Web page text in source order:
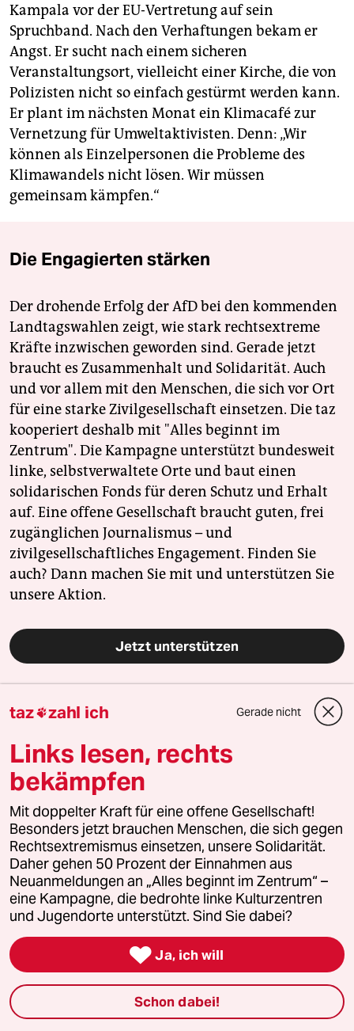
Kampala vor der EU-Vertretung auf sein
Spruchband. Nach den Verhaftungen bekam er
Angst. Er sucht nach einem sicheren
Veranstaltungsort, vielleicht einer Kirche, die von
Polizisten nicht so einfach gestürmt werden kann.
Er plant im nächsten Monat ein Klimacafé zur
Vernetzung für Umweltaktivisten. Denn: „Wir
können als Einzelpersonen die Probleme des
Klimawandels nicht lösen. Wir müssen
gemeinsam kämpfen.“
Die Engagierten stärken
Der drohende Erfolg der AfD bei den kommenden
Landtagswahlen zeigt, wie stark rechtsextreme
Kräfte inzwischen geworden sind. Gerade jetzt
braucht es Zusammenhalt und Solidarität. Auch
und vor allem mit den Menschen, die sich vor Ort
für eine starke Zivilgesellschaft einsetzen. Die taz
kooperiert deshalb mit "Alles beginnt im
Zentrum". Die Kampagne unterstützt bundesweit
linke, selbstverwaltete Orte und baut einen
solidarischen Fonds für deren Schutz und Erhalt
auf. Eine offene Gesellschaft braucht guten, frei
zugänglichen Journalismus – und
zivilgesellschaftliches Engagement. Finden Sie
auch? Dann machen Sie mit und unterstützen Sie
unsere Aktion.
Jetzt unterstützen
Themen
#Vanessa Nakate
#Recherchefonds Ausland
Museveni
Feedback Kommentieren Fehlerhinweis
Diesen Artikel teilen
Mehr zum Thema
taz zahl ich Gerade nicht
Links lesen, rechts
bekämpfen
Mit doppelter Kraft für eine offene Gesellschaft!
Besonders jetzt brauchen Menschen, die sich gegen
Rechtsextremismus einsetzen, unsere Solidarität.
Daher gehen 50 Prozent der Einnahmen aus
Neuanmeldungen an „Alles beginnt im Zentrum“ –
eine Kampagne, die bedrohte linke Kulturzentren
und Jugendorte unterstützt. Sind Sie dabei?
 Ja, ich will
Schon dabei!